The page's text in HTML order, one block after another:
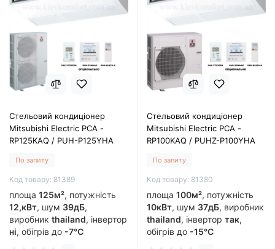
Стельовий кондиціонер
Mitsubishi Electric PCA -
RP125KAQ / PUH-P125YHA
По запиту
Код товару: 81389
площа 125м², потужність
12,кВт, шум 39дБ,
виробник thailand, інвертор
ні, обігрів до -7°C
Стельовий кондиціонер
Mitsubishi Electric PCA -
RP100KAQ / PUHZ-P100YHA
По запиту
Код товару: 81380
площа 100м², потужність
10кВт, шум 37дБ, виробник
thailand, інвертор так,
обігрів до -15°C